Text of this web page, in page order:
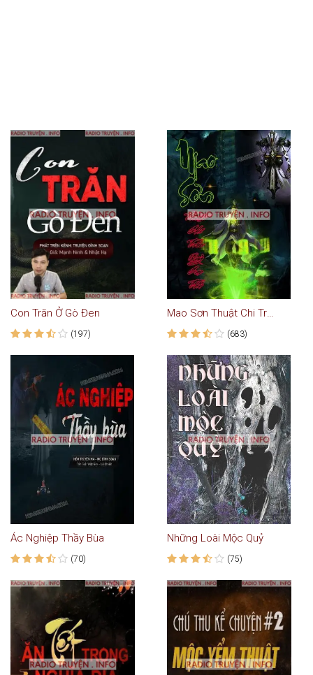
Con Trăn Ở Gò Đen
(197)
Mao Sơn Thuật Chi Tróc Quỷ Cao Thủ
(683)
Ác Nghiệp Thầy Bùa
(70)
Những Loài Mộc Quỷ
(75)